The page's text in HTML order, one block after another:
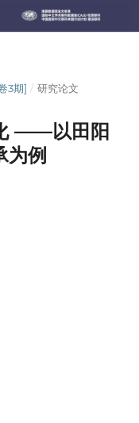
3期] / 研究论文
——以田阳
为例